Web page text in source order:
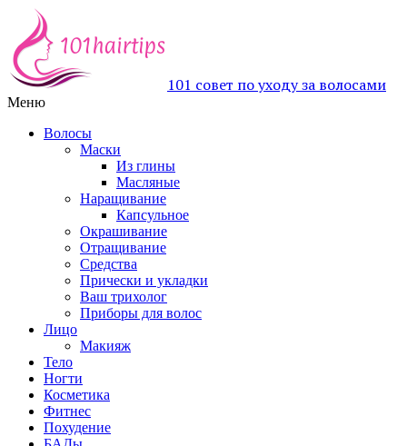
101 совет по уходу за волосами
Меню
Волосы
Маски
Из глины
Масляные
Наращивание
Капсульное
Окрашивание
Отращивание
Средства
Прически и укладки
Ваш трихолог
Приборы для волос
Лицо
Макияж
Тело
Ногти
Косметика
Фитнес
Похудение